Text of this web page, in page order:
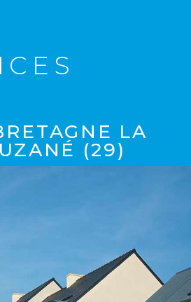
LA
(29)